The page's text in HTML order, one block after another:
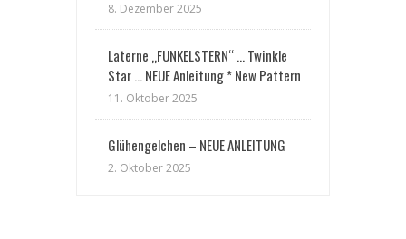
8. Dezember 2025
Laterne „FUNKELSTERN“ … Twinkle
Star … NEUE Anleitung * New Pattern
11. Oktober 2025
Glühengelchen – NEUE ANLEITUNG
2. Oktober 2025